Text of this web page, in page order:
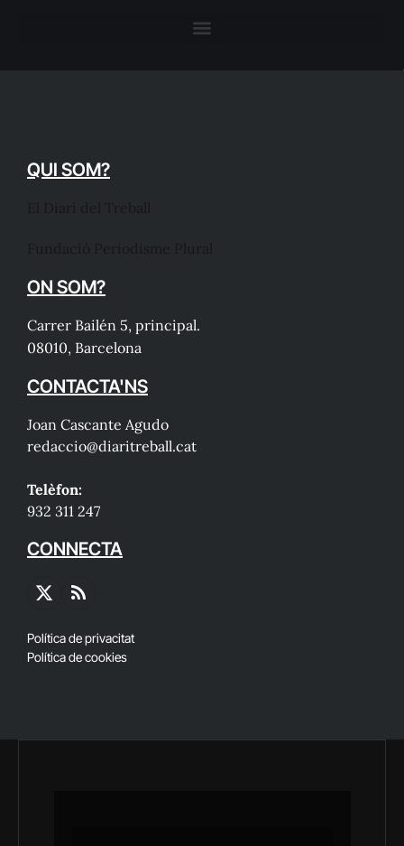
QUI SOM?
ON SOM?
Carrer Bailén 5, principal.
08010, Barcelona
CONTACTA'NS
Joan Cascante Agudo
redaccio@diaritreball.cat
Telèfon:
932 311 247
CONNECTA
X
RSS
Política de privacitat
Política de cookies